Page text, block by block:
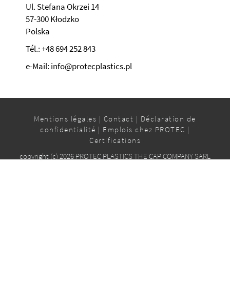
Ul. Stefana Okrzei 14
57-300 Kłodzko
Polska
Tél.: +48 694 252 843
e-Mail: info@protecplastics.pl
Mentions légales | Contact | Déclaration de
confidentialité | Emplois chez PROTEC |
Certifications
copyright (c) 2026 PROTEC PLASTICS THE CAP COMPANY SARL